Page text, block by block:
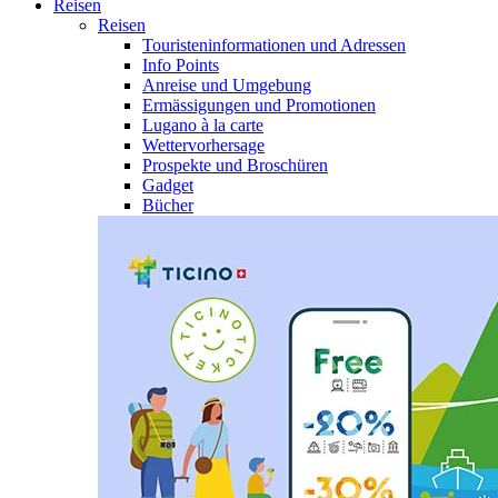
Reisen
Reisen
Touristeninformationen und Adressen
Info Points
Anreise und Umgebung
Ermässigungen und Promotionen
Lugano à la carte
Wettervorhersage
Prospekte und Broschüren
Gadget
Bücher